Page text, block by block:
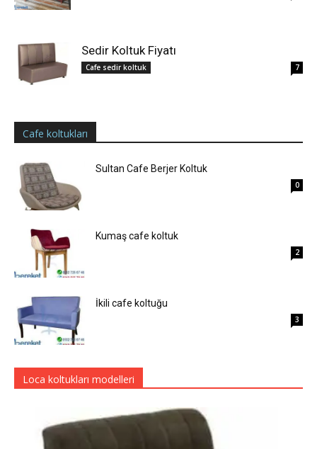
Sedir Koltuk Fiyatı
Cafe sedir koltuk 7
Cafe koltukları
Sultan Cafe Berjer Koltuk
0
Kumaş cafe koltuk
2
İkili cafe koltuğu
3
Loca koltukları modelleri